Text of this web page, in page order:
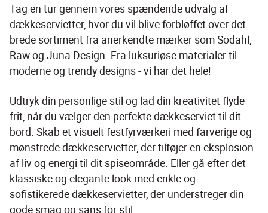
Tag en tur gennem vores spændende udvalg af
dækkeservietter, hvor du vil blive forbløffet over det
brede sortiment fra anerkendte mærker som Södahl,
Raw og Juna Design. Fra luksuriøse materialer til
moderne og trendy designs - vi har det hele!
Udtryk din personlige stil og lad din kreativitet flyde
frit, når du vælger den perfekte dækkeserviet til dit
bord. Skab et visuelt festfyrværkeri med farverige og
mønstrede dækkeservietter, der tilføjer en eksplosion
af liv og energi til dit spiseområde. Eller gå efter det
klassiske og elegante look med enkle og
sofistikerede dækkeservietter, der understreger din
gode smag og sans for stil.